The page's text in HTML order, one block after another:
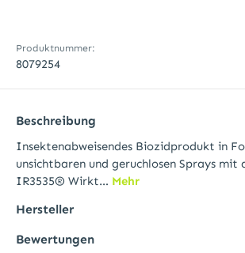
Produktnummer:
8079254
Beschreibung
Insektenabweisendes Biozidprodukt in
unsichtbaren und geruchlosen Sprays mit
IR3535® Wirkt… Mehr
Hersteller
Bewertungen